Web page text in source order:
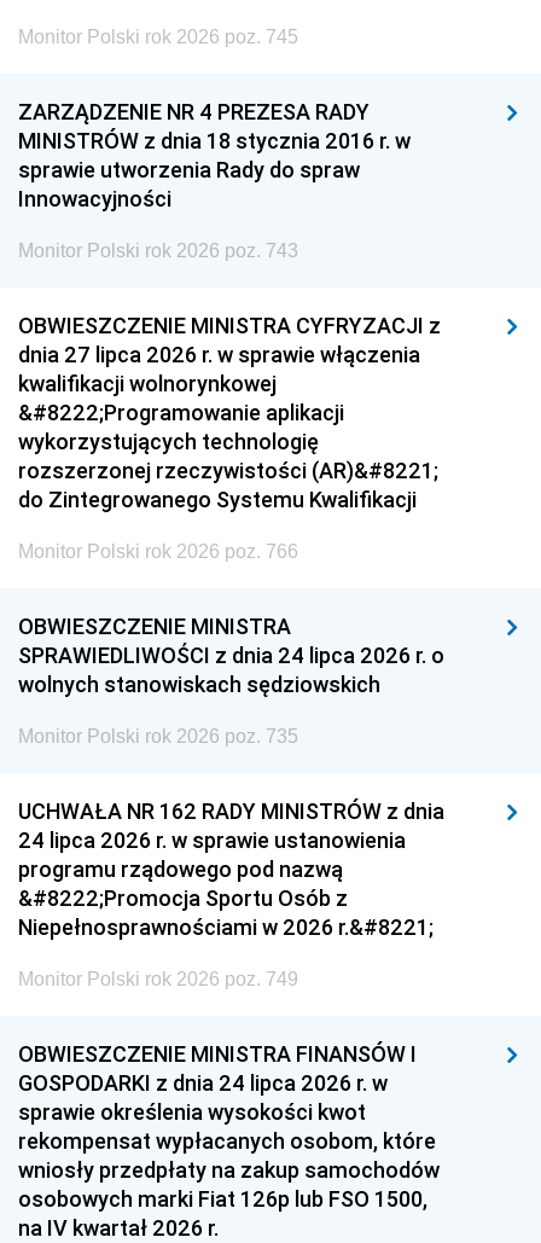
Monitor Polski rok 2026 poz. 745
ZARZĄDZENIE NR 4 PREZESA RADY
MINISTRÓW z dnia 18 stycznia 2016 r. w
sprawie utworzenia Rady do spraw
Innowacyjności
Monitor Polski rok 2026 poz. 743
OBWIESZCZENIE MINISTRA CYFRYZACJI z
dnia 27 lipca 2026 r. w sprawie włączenia
kwalifikacji wolnorynkowej
&#8222;Programowanie aplikacji
wykorzystujących technologię
rozszerzonej rzeczywistości (AR)&#8221;
do Zintegrowanego Systemu Kwalifikacji
Monitor Polski rok 2026 poz. 766
OBWIESZCZENIE MINISTRA
SPRAWIEDLIWOŚCI z dnia 24 lipca 2026 r. o
wolnych stanowiskach sędziowskich
Monitor Polski rok 2026 poz. 735
UCHWAŁA NR 162 RADY MINISTRÓW z dnia
24 lipca 2026 r. w sprawie ustanowienia
programu rządowego pod nazwą
&#8222;Promocja Sportu Osób z
Niepełnosprawnościami w 2026 r.&#8221;
Monitor Polski rok 2026 poz. 749
OBWIESZCZENIE MINISTRA FINANSÓW I
GOSPODARKI z dnia 24 lipca 2026 r. w
sprawie określenia wysokości kwot
rekompensat wypłacanych osobom, które
wniosły przedpłaty na zakup samochodów
osobowych marki Fiat 126p lub FSO 1500,
na IV kwartał 2026 r.